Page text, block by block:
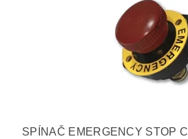
SPÍNAČ EMERGENCY STOP